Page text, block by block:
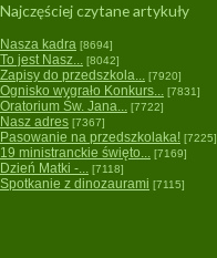
Najczęściej czytane artykuły
Nasza kadra [8694]
To jest Nasz... [8042]
Zapisy do przedszkola... [7920]
Ognisko wygrało Konkurs... [7831]
Oratorium Św. Jana... [7722]
Nasz adres [7367]
Pasowanie na przedszkolaka! [7225]
19 ministranckie święto... [7169]
Dzień Matki -... [7118]
Spotkanie z dinozaurami [7115]